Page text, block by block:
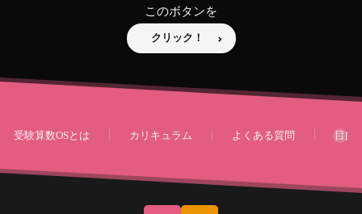
このボタンを
クリック！
受験算数OSとは カリキュラム よくある質問 目的